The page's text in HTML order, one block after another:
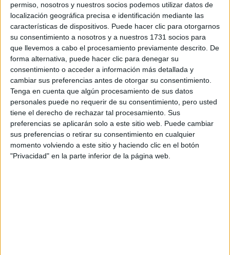
permiso, nosotros y nuestros socios podemos utilizar datos de
localización geográfica precisa e identificación mediante las
características de dispositivos. Puede hacer clic para otorgarnos
su consentimiento a nosotros y a nuestros 1731 socios para
que llevemos a cabo el procesamiento previamente descrito. De
forma alternativa, puede hacer clic para denegar su
consentimiento o acceder a información más detallada y
cambiar sus preferencias antes de otorgar su consentimiento.
Tenga en cuenta que algún procesamiento de sus datos
personales puede no requerir de su consentimiento, pero usted
tiene el derecho de rechazar tal procesamiento. Sus
preferencias se aplicarán solo a este sitio web. Puede cambiar
sus preferencias o retirar su consentimiento en cualquier
momento volviendo a este sitio y haciendo clic en el botón
"Privacidad" en la parte inferior de la página web.
Escribe aquí las dudas o preguntas que te gustaría que te
respondieran: plazos de preinscripción, precios, plazas
disponibles…:
Acepto lostérminos y condicionesy lapolítica de
privacidad :*
Información básica sobre protección de datos
Responsable:Compás Mediterráneo SL (Editora de la